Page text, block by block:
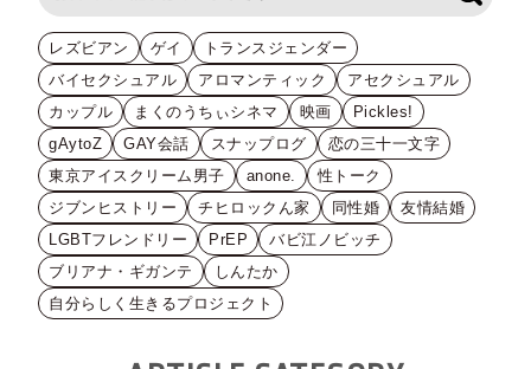
レズビアン ゲイ
トランスジェンダー
バイセクシュアル
アロマンティック
アセクシュアル
カップル
まくのうちぃシネマ 映画
Pickles!
gAytoZ
GAY会話 スナップログ
恋の三十一文字
東京アイスクリーム男子
anone.
性トーク
ジブンヒストリー
チヒロックん家 同性婚
友情結婚
LGBTフレンドリー
PrEP
バビ江ノビッチ
ブリアナ・ギガンテ
しんたか
自分らしく生きるプロジェクト